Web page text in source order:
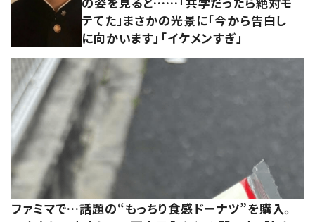
テてた」まさかの光景に「今から告白し
に向かいます」「イケメンすぎ」
ファミマで…話題の“もっちり食感ドーナツ”を購入。